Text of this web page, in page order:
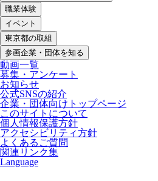
職業体験
イベント
東京都の取組
参画企業・団体を知る
動画一覧
募集・アンケート
お知らせ
公式SNSの紹介
企業・団体向けトップページ
このサイトについて
個人情報保護方針
アクセシビリティ方針
よくあるご質問
関連リンク集
Language